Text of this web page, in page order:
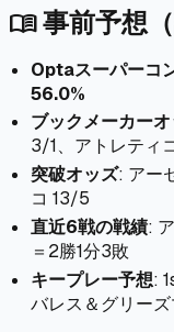
menu_book事前予想（
Optaスーパーコ
56.0%
ブックメーカー
3/1、アトレティ
突破オッズ: アー
コ 13/5
直近6戦の戦績:
＝2勝1分3敗
キープレー予想:
バレス＆グリー